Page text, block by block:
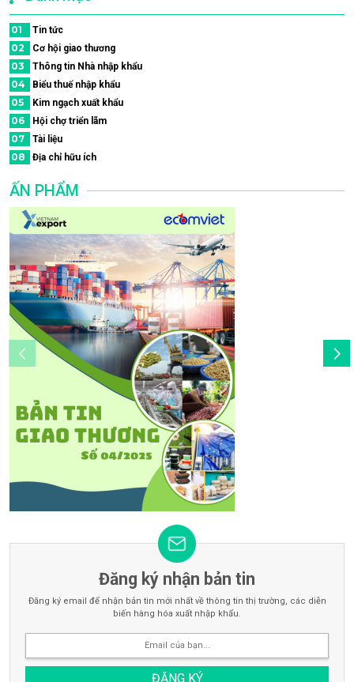
01 Tin tức
02 Cơ hội giao thương
03 Thông tin Nhà nhập khẩu
04 Biểu thuế nhập khẩu
05 Kim ngạch xuất khẩu
06 Hội chợ triển lãm
07 Tài liệu
08 Địa chỉ hữu ích
ẤN PHẨM
Đăng ký nhận bản tin
Đăng ký email để nhận bản tin mới nhất về thông tin thị trường, các diễn
biến hàng hóa xuất nhập khẩu.